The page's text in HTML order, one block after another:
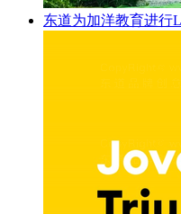
东道为加洋教育进行